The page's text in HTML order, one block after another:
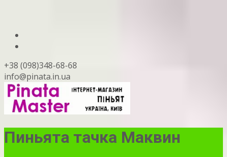
+38 (098)348-68-68
info@pinata.in.ua
Пиньята тачка Маквин